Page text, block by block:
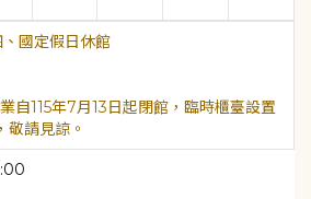
國定假日休館
自115年7月13日起閉館，臨時櫃臺設置
敬請見諒。